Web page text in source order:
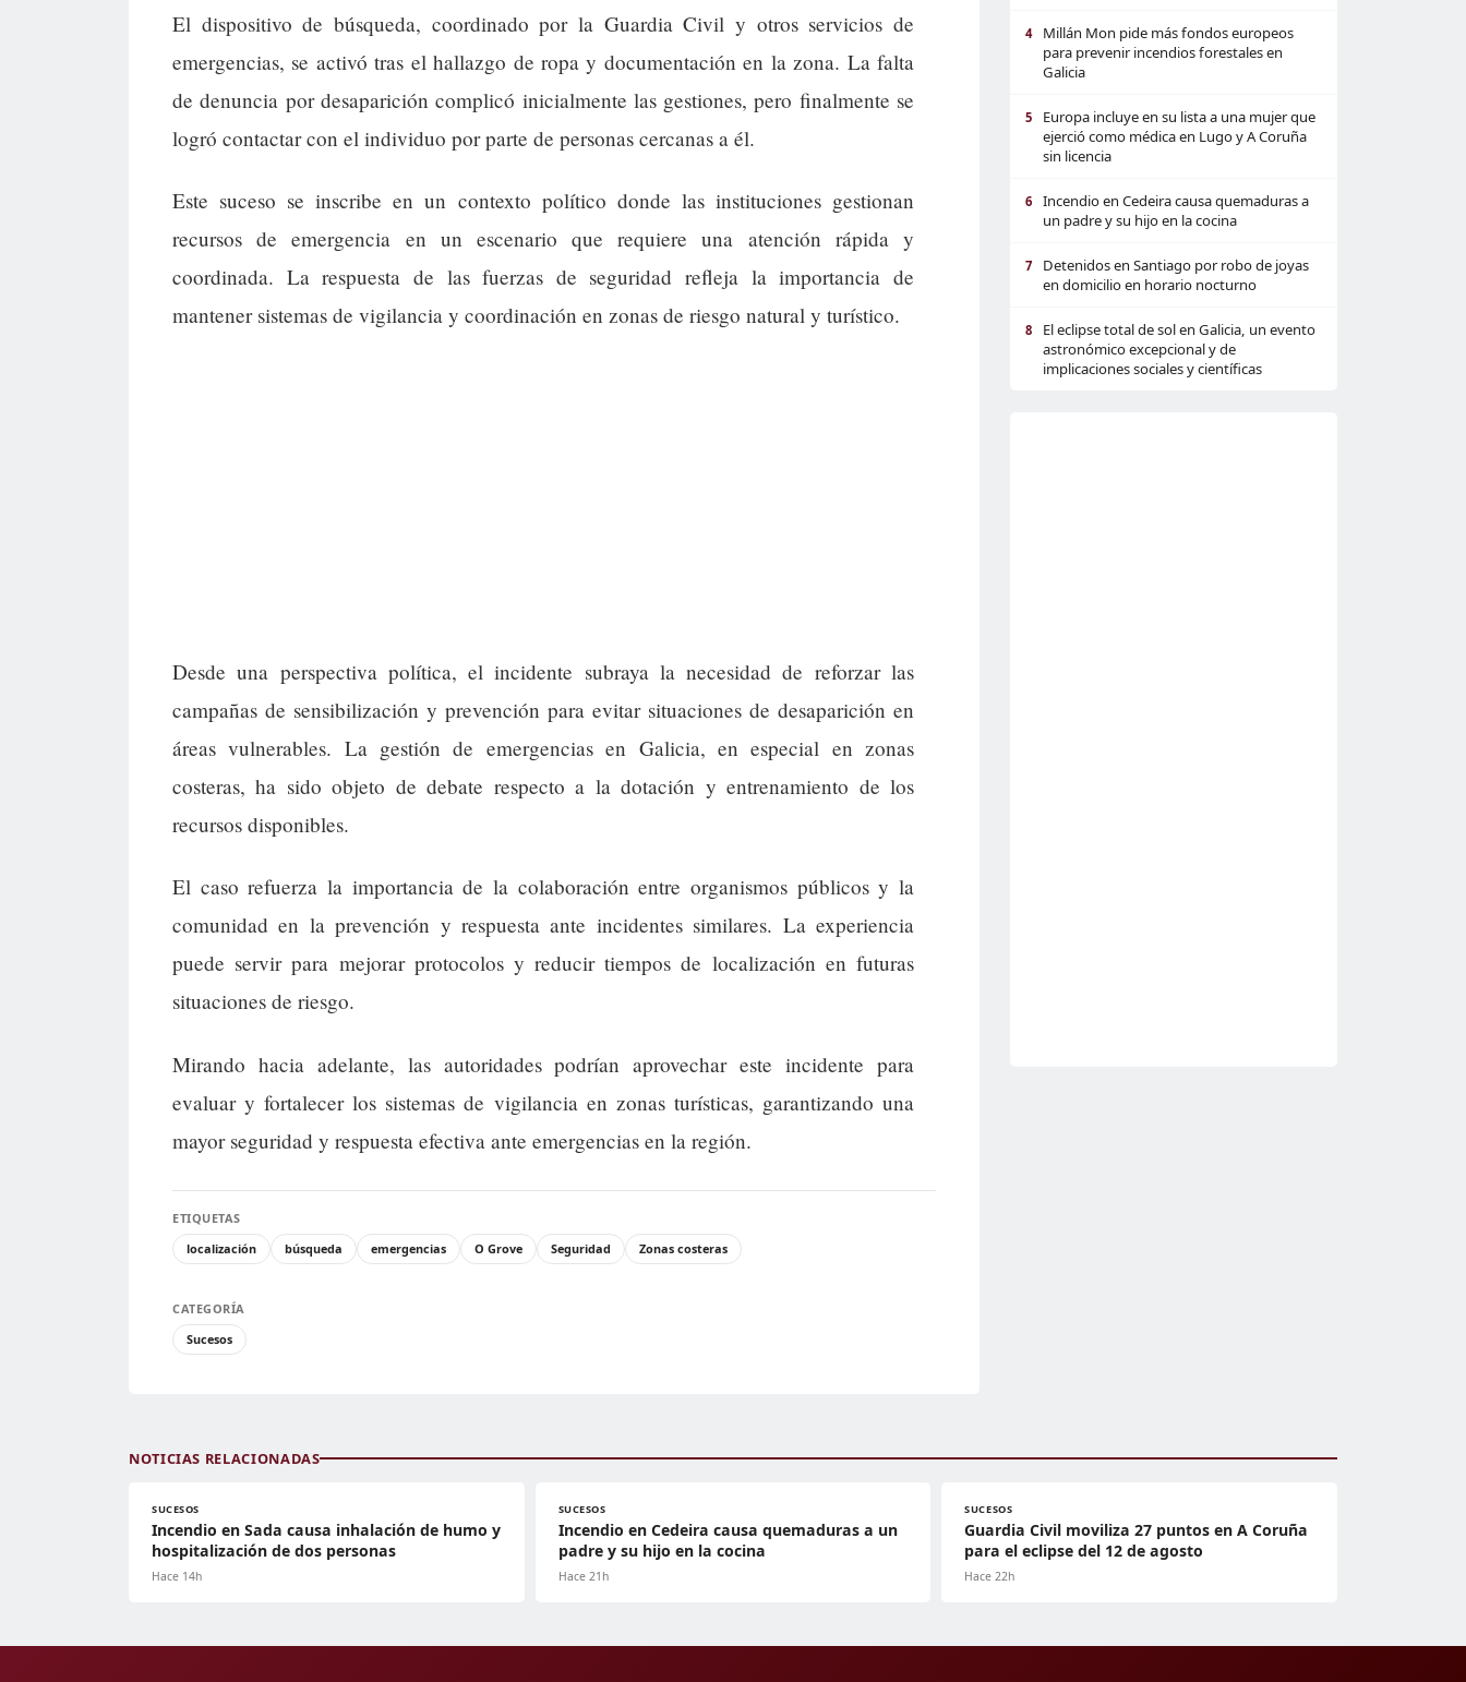
El dispositivo de búsqueda, coordinado por la Guardia Civil y otros servicios de
emergencias, se activó tras el hallazgo de ropa y documentación en la zona. La falta
de denuncia por desaparición complicó inicialmente las gestiones, pero finalmente se
logró contactar con el individuo por parte de personas cercanas a él.
Este suceso se inscribe en un contexto político donde las instituciones gestionan
recursos de emergencia en un escenario que requiere una atención rápida y
coordinada. La respuesta de las fuerzas de seguridad refleja la importancia de
mantener sistemas de vigilancia y coordinación en zonas de riesgo natural y turístico.
Desde una perspectiva política, el incidente subraya la necesidad de reforzar las
campañas de sensibilización y prevención para evitar situaciones de desaparición en
áreas vulnerables. La gestión de emergencias en Galicia, en especial en zonas
costeras, ha sido objeto de debate respecto a la dotación y entrenamiento de los
recursos disponibles.
El caso refuerza la importancia de la colaboración entre organismos públicos y la
comunidad en la prevención y respuesta ante incidentes similares. La experiencia
puede servir para mejorar protocolos y reducir tiempos de localización en futuras
situaciones de riesgo.
Mirando hacia adelante, las autoridades podrían aprovechar este incidente para
evaluar y fortalecer los sistemas de vigilancia en zonas turísticas, garantizando una
mayor seguridad y respuesta efectiva ante emergencias en la región.
ETIQUETAS
localización
búsqueda emergencias O Grove Seguridad Zonas costeras
CATEGORÍA
Sucesos
4
Millán Mon pide más fondos europeos
para prevenir incendios forestales en
Galicia
5
Europa incluye en su lista a una mujer que
ejerció como médica en Lugo y A Coruña
sin licencia
6
Incendio en Cedeira causa quemaduras a
un padre y su hijo en la cocina
7
Detenidos en Santiago por robo de joyas
en domicilio en horario nocturno
8
El eclipse total de sol en Galicia, un evento
astronómico excepcional y de
implicaciones sociales y científicas
NOTICIAS RELACIONADAS
SUCESOS
Incendio en Sada causa inhalación de humo y
hospitalización de dos personas
Hace 14h
SUCESOS
Incendio en Cedeira causa quemaduras a un
padre y su hijo en la cocina
Hace 21h
SUCESOS
Guardia Civil moviliza 27 puntos en A Coruña
para el eclipse del 12 de agosto
Hace 22h